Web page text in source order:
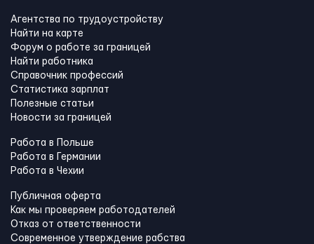
Агентства по трудоустройству
Найти на карте
Форум о работе за границей
Найти работника
Справочник профессий
Статистика зарплат
Полезные статьи
Новости за границей
Работа в Польше
Работа в Германии
Работа в Чехии
Публичная оферта
Как мы проверяем работодателей
Отказ от ответственности
Современное утверждение рабства